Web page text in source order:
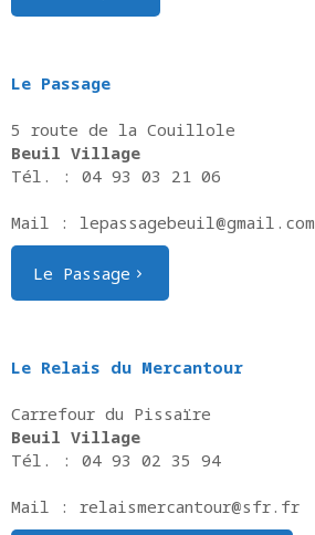
Le Passage
5 route de la Couillole
Beuil Village
Tél. : 04 93 03 21 06
Mail : lepassagebeuil@gmail.com
Le Passage
Le Relais du Mercantour
Carrefour du Pissaïre
Beuil Village
Tél. : 04 93 02 35 94
Mail : relaismercantour@sfr.fr